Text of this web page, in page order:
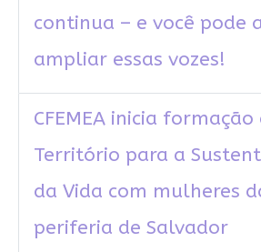
continua – e você pode
ampliar essas vozes!
CFEMEA inicia formação
Território para a
da Vida com mulheres
periferia de Salvador